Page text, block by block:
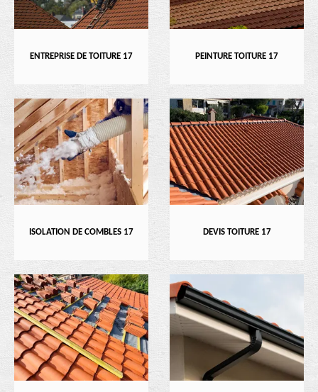
ENTREPRISE DE TOITURE 17 PEINTURE TOITURE 17
ISOLATION DE COMBLES 17 DEVIS TOITURE 17